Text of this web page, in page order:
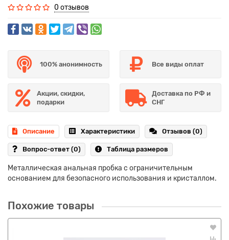
0 отзывов
100% анонимность Все виды оплат
Акции, скидки,
подарки
Доставка по РФ и
СНГ
Описание Характеристики Отзывов (0)
Вопрос-ответ (0) Таблица размеров
Металлическая анальная пробка с ограничительным
основанием для безопасного использования и кристаллом.
Похожие товары